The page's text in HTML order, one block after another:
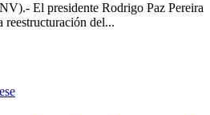
El presidente Rodrigo Paz Pereira
reestructuración del...